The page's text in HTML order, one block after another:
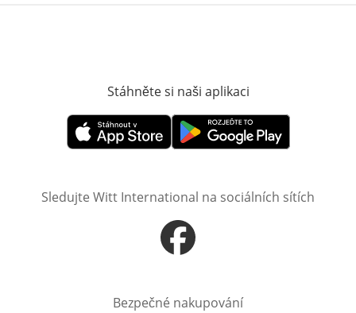
Stáhněte si naši aplikaci
Otevře v novém okněOtevře v novém okně
Sledujte Witt International na sociálních sítích
Otevře v novém okně
Bezpečné nakupování